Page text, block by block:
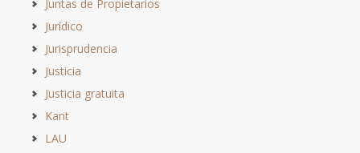
Juntas de Propietarios
Jurídico
Jurisprudencia
Justicia
Justicia gratuita
Kant
LAU